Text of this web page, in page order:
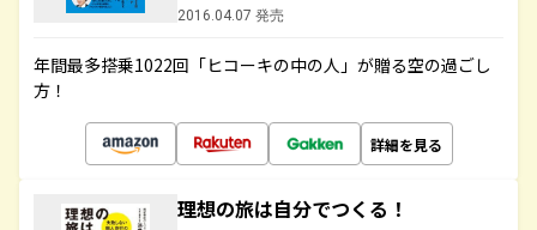
2016.04.07 発売
年間最多搭乗1022回「ヒコーキの中の人」が贈る空の過ごし
方！
詳細を見る
理想の旅は自分でつくる！